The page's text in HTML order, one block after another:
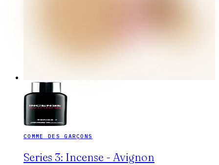
COMME DES GARÇONS
Series 3: Incense - Avignon